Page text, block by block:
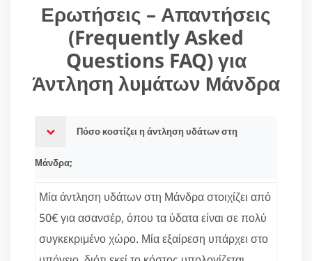
Ερωτήσεις – Απαντήσεις
(Frequently Asked
Questions FAQ) για
Άντληση λυμάτων Μάνδρα
Πόσο κοστίζει η άντληση υδάτων στη
Μάνδρα;
Μία άντληση υδάτων στη Μάνδρα στοιχίζει από
50€ για ασανσέρ, όπου τα ύδατα είναι σε πολύ
συγκεκριμένο χώρο. Μία εξαίρεση υπάρχει στο